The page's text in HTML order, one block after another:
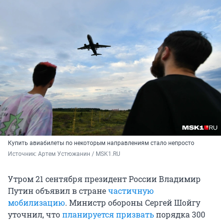
Купить авиабилеты по некоторым направлениям стало непросто
Источник: Артем Устюжанин / MSK1.RU
Утром 21 сентября президент России Владимир
Путин объявил в странечастичную
мобилизацию. Министр обороны Сергей Шойгу
уточнил, чтопланируется призватьпорядка 300